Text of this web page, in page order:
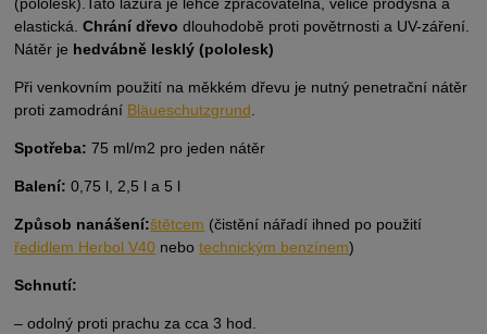
elastická.Chrání dřevo dlouhodobě proti povětrnosti a UV-záření.
Nátěr je hedvábně lesklý (pololesk)
Při venkovním použití na měkkém dřevu je nutný penetrační nátěr
proti zamodrání Bläueschutzgrund
Spotřeba: 75 ml/m2 pro jeden nátěr
Balení:0,75 l, 2,5 l a 5 l
Způsob nanášení:štětcem (čistění nářadí ihned po použití
ředidlem Herbol V40 nebotechnickým benzínem)
Schnutí:
– odolný proti prachu za cca 3 hod.